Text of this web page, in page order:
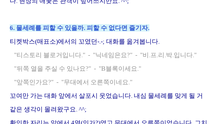
6. 물세례를 피할 수 있을까. 피할 수 없다면 즐기자.
티켓박스(매표소)에서의 꼬였던-.-; 대화를 옮겨봅니다.
"티스토리 블로거입니다." - "닉네임은요?" - "비.프.리.박.입니다."
"뒤쪽 열을 주실 수 있나요?" - "B블록이세요."
"앞쪽인가요?" - "무대에서 오른쪽이네요."
꼬여만 가는 대화 앞에서 살포시 웃었습니다. 내심 물세례를 맞게 될 거
같은 생각이 몰려왔구요. ^^;